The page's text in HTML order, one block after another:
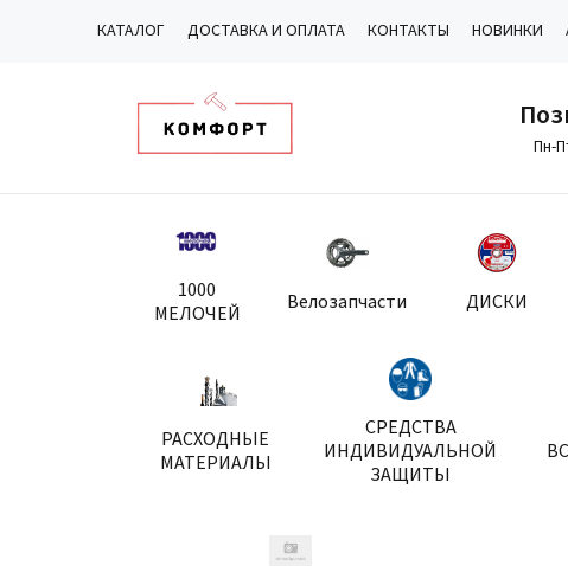
КАТАЛОГ ДОСТАВКА И ОПЛАТА КОНТАКТЫ НОВИНКИ
Пн-
1000
МЕЛОЧЕЙ
Велозапчасти ДИСКИ
РАСХОДНЫЕ
МАТЕРИАЛЫ
СРЕДСТВА
ИНДИВИДУАЛЬНОЙ
ЗАЩИТЫ